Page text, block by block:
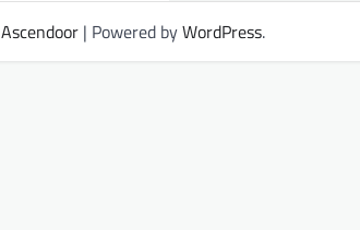
Ascendoor| Powered byWordPress.